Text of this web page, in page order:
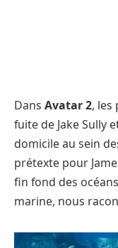
Dans Avatar 2, les
fuite de Jake Sully
domicile au sein
prétexte pour
fin fond des
marine, nous